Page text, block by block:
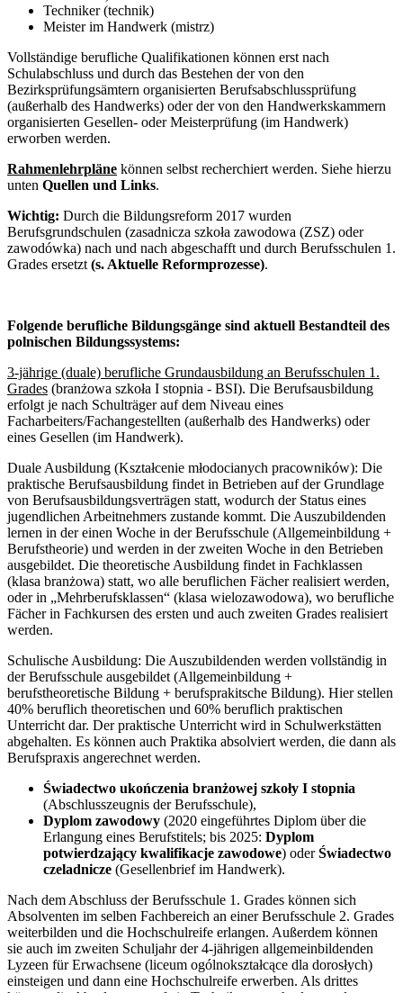
Techniker (technik)
Meister im Handwerk (mistrz)
Vollständige berufliche Qualifikationen können erst nach
Schulabschluss und durch das Bestehen der von den
Bezirksprüfungsämtern organisierten Berufsabschlussprüfung
(außerhalb des Handwerks) oder der von den Handwerkskammern
organisierten Gesellen- oder Meisterprüfung (im Handwerk)
erworben werden.
Rahmenlehrpläne können selbst recherchiert werden. Siehe hierzu
unten Quellen und Links.
Wichtig: Durch die Bildungsreform 2017 wurden
Berufsgrundschulen (zasadnicza szkoła zawodowa (ZSZ) oder
zawodówka) nach und nach abgeschafft und durch Berufsschulen 1.
Grades ersetzt (s. Aktuelle Reformprozesse).
Folgende berufliche Bildungsgänge sind aktuell Bestandteil des
polnischen Bildungssystems:
3-jährige (duale) berufliche Grundausbildung an Berufsschulen 1.
Grades (branżowa szkoła I stopnia - BSI). Die Berufsausbildung
erfolgt je nach Schulträger auf dem Niveau eines
Facharbeiters/Fachangestellten (außerhalb des Handwerks) oder
eines Gesellen (im Handwerk).
Duale Ausbildung (Kształcenie młodocianych pracowników): Die
praktische Berufsausbildung findet in Betrieben auf der Grundlage
von Berufsausbildungsverträgen statt, wodurch der Status eines
jugendlichen Arbeitnehmers zustande kommt. Die Auszubildenden
lernen in der einen Woche in der Berufsschule (Allgemeinbildung +
Berufstheorie) und werden in der zweiten Woche in den Betrieben
ausgebildet. Die theoretische Ausbildung findet in Fachklassen
(klasa branżowa) statt, wo alle beruflichen Fächer realisiert werden,
oder in „Mehrberufsklassen“ (klasa wielozawodowa), wo berufliche
Fächer in Fachkursen des ersten und auch zweiten Grades realisiert
werden.
Schulische Ausbildung: Die Auszubildenden werden vollständig in
der Berufsschule ausgebildet (Allgemeinbildung +
berufstheoretische Bildung + berufsprakitsche Bildung). Hier stellen
40% beruflich theoretischen und 60% beruflich praktischen
Unterricht dar. Der praktische Unterricht wird in Schulwerkstätten
abgehalten. Es können auch Praktika absolviert werden, die dann als
Berufspraxis angerechnet werden.
Świadectwo ukończenia branżowej szkoły I stopnia
(Abschlusszeugnis der Berufsschule),
Dyplom zawodowy (2020 eingeführtes Diplom über die
Erlangung eines Berufstitels; bis 2025: Dyplom
potwierdzający kwalifikacje zawodowe) oderŚwiadectwo
czeladnicze (Gesellenbrief im Handwerk).
Nach dem Abschluss der Berufsschule 1. Grades können sich
Absolventen im selben Fachbereich an einer Berufsschule 2. Grades
weiterbilden und die Hochschulreife erlangen. Außerdem können
sie auch im zweiten Schuljahr der 4-jährigen allgemeinbildenden
Lyzeen für Erwachsene (liceum ogólnokształcące dla dorosłych)
einsteigen und dann eine Hochschulreife erwerben. Als drittes